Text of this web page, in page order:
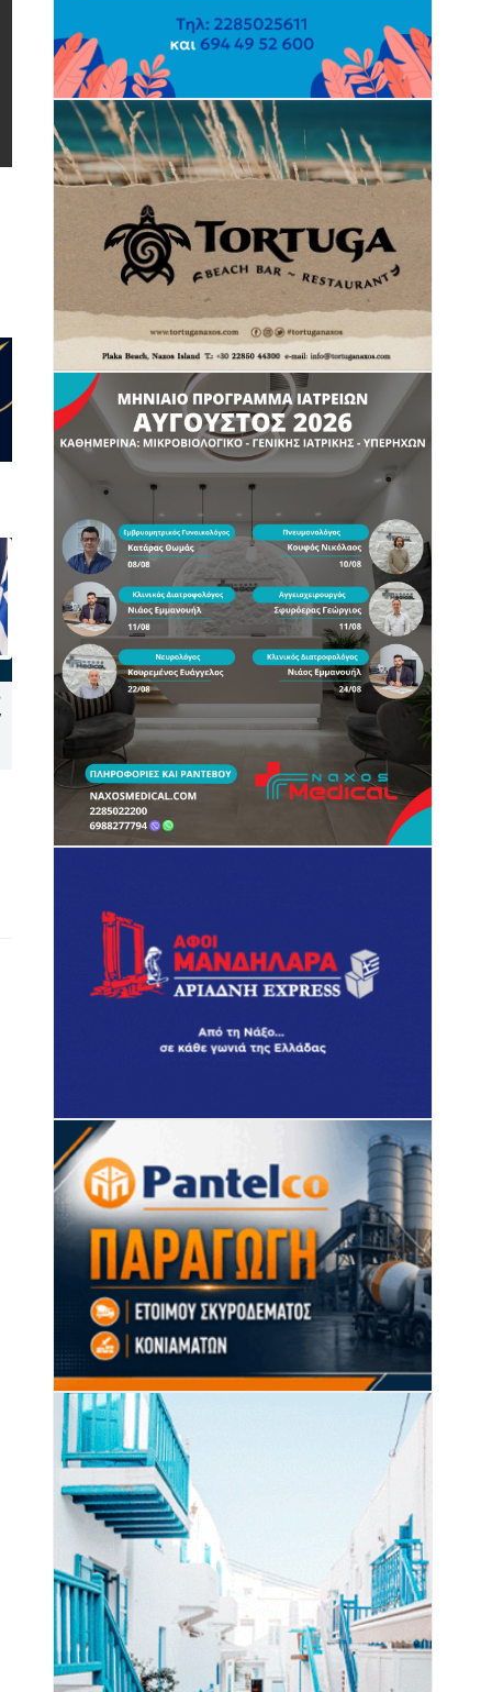
Ξεκινά πιλοτικά το
πρόγραμμα «Tinos Circular
Business» σε Κιόνια και Άγιο
Φωκά
Συλλήψεις σε Πάρο, Άνδρο,
Μύκονο και Σύρο για
παραβάσεις του ΚΟΚ,
κακομεταχείριση ζώων και
ηχορύπανση